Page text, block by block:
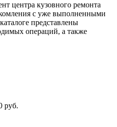
центра кузовного ремонта
с уже выполненными
представлены
операций, а также
руб.